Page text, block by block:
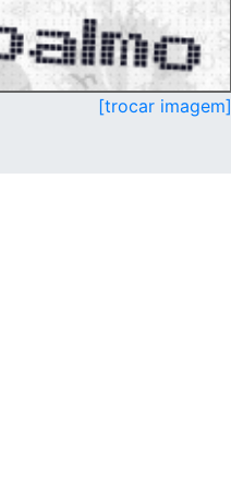
[trocar imagem]